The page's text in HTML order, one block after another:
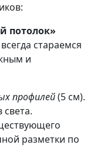
потолок»
стараемся
и
профилей(5 см).
разметки по